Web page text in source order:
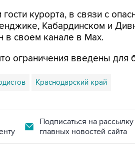
курорта, в связи с
Кабардинском и
в своем канале в Max.
ограничения введены для
Краснодарский край
Подписаться на рассылку
главных новостей сайта